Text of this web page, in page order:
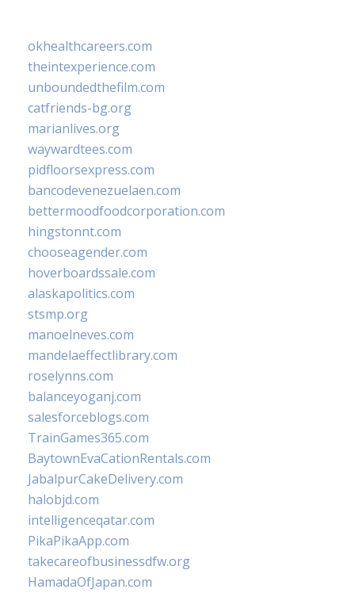
okhealthcareers.com
theintexperience.com
unboundedthefilm.com
catfriends-bg.org
marianlives.org
waywardtees.com
pidfloorsexpress.com
bancodevenezuelaen.com
bettermoodfoodcorporation.com
hingstonnt.com
chooseagender.com
hoverboardssale.com
alaskapolitics.com
stsmp.org
manoelneves.com
mandelaeffectlibrary.com
roselynns.com
balanceyoganj.com
salesforceblogs.com
TrainGames365.com
BaytownEvaCationRentals.com
JabalpurCakeDelivery.com
halobjd.com
intelligenceqatar.com
PikaPikaApp.com
takecareofbusinessdfw.org
HamadaOfJapan.com